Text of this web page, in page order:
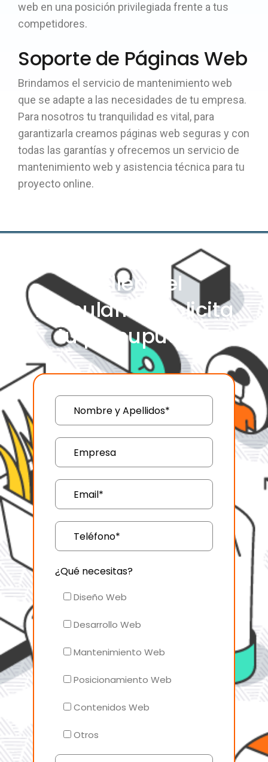
web en una posición privilegiada frente a tus
competidores.
Soporte de Páginas Web
Brindamos el servicio de mantenimiento web
que se adapte a las necesidades de tu empresa.
Para nosotros tu tranquilidad es vital, para
garantizarla creamos páginas web seguras y con
todas las garantías y ofrecemos un servicio de
mantenimiento web y asistencia técnica para tu
proyecto online.
Rellena el
formulario y solicita
tu presupuesto
¿Qué necesitas?
Diseño Web
Desarrollo Web
Mantenimiento Web
Posicionamiento Web
Contenidos Web
Otros